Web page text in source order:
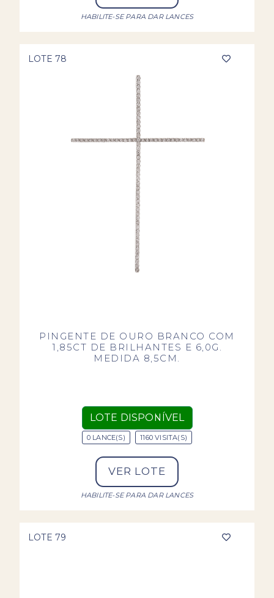
HABILITE-SE PARA DAR LANCES
LOTE 78
PINGENTE DE OURO BRANCO COM
1,85CT DE BRILHANTES E 6,0G.
MEDIDA 8,5CM.
LOTE DISPONÍVEL
0 LANCE(S) 1160 VISITA(S)
VER LOTE
HABILITE-SE PARA DAR LANCES
LOTE 79